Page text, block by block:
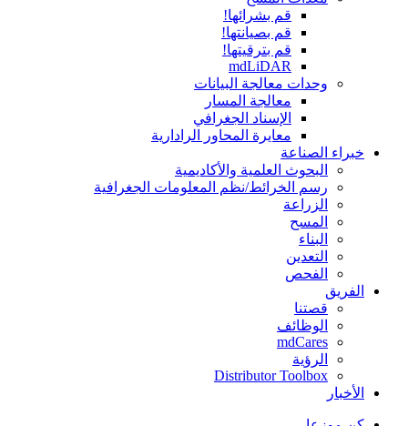
قم بشرائها!
قم بصيانتها!
قم بترقيتها!
mdLiDAR
وحدات معالجة البيانات
معالجة المسار
الإسناد الجغرافي
معايرة المحاور الرادارية
خبراء الصناعة
البحوث العلمية والأكاديمية
رسم الخرائط/نظم المعلومات الجغرافية
الزراعة
المسح
البناء
التعدين
الفحص
الفريق
قصتنا
الوظائف
mdCares
الرؤية
Distributor Toolbox
الأخبار